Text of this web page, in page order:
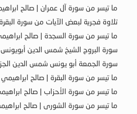
ما تيسر من سورة آل عمران | صالح
تلاوة فجرية لبعض الآيات من سورة البقرة
ما تيسر من سورة السجدة | صالح
سورة البروج الشيخ شمس الدين أبويونس
سورة الجمعة أبو يونس شمس الدين
ما تيسر من سورة البقرة | صالح ابراهيمي
ما تيسر من سورة الأحزاب | صالح
ما تيسر من سورة الشورى | صالح